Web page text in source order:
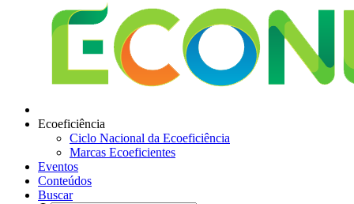
Ecoeficiência
Ciclo Nacional da Ecoeficiência
Marcas Ecoeficientes
Eventos
Conteúdos
Buscar